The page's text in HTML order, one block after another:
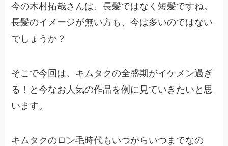
今の木村拓哉さんは、長髪ではなく短髪ですね。
長髪のイメージが無い方も、今は多いのではない
でしょうか？
そこで今回は、キムタクの全盛期がイケメン過ぎ
る！と今なお人気の作品を例に見ていきたいと思
います。
キムタクのロン毛時代もいつからいつまでなの